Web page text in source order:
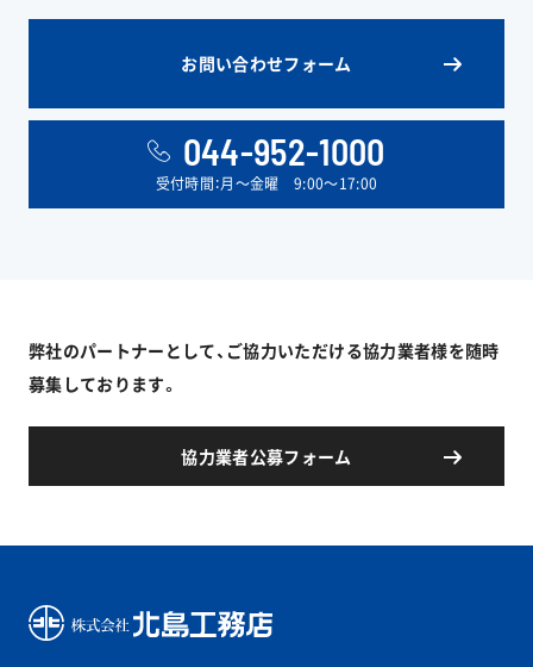
お問い合わせフォーム
044-952-1000
受付時間：月〜金曜 9:00〜17:00
弊社のパートナーとして、ご協力いただける協力業者様を随時
募集しております。
協力業者公募フォーム